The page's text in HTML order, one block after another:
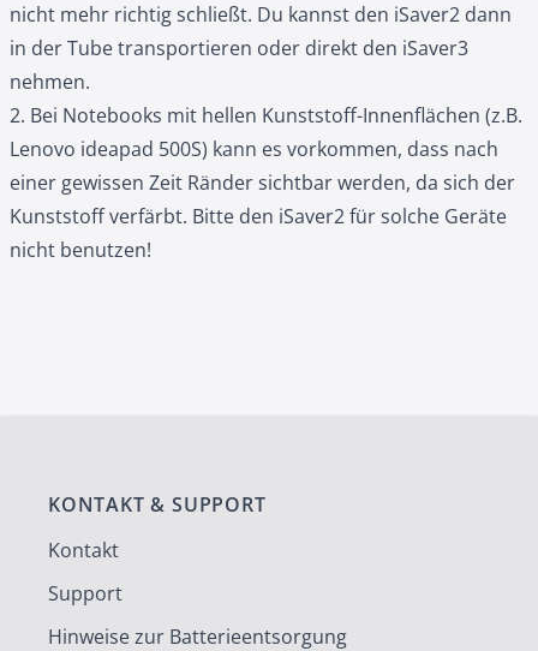
nicht mehr richtig schließt. Du kannst den iSaver2 dann
in der Tube transportieren oder direkt den iSaver3
nehmen.
2. Bei Notebooks mit hellen Kunststoff-Innenflächen (z.B.
Lenovo ideapad 500S) kann es vorkommen, dass nach
einer gewissen Zeit Ränder sichtbar werden, da sich der
Kunststoff verfärbt. Bitte den iSaver2 für solche Geräte
nicht benutzen!
KONTAKT & SUPPORT
Kontakt
Support
Hinweise zur Batterieentsorgung